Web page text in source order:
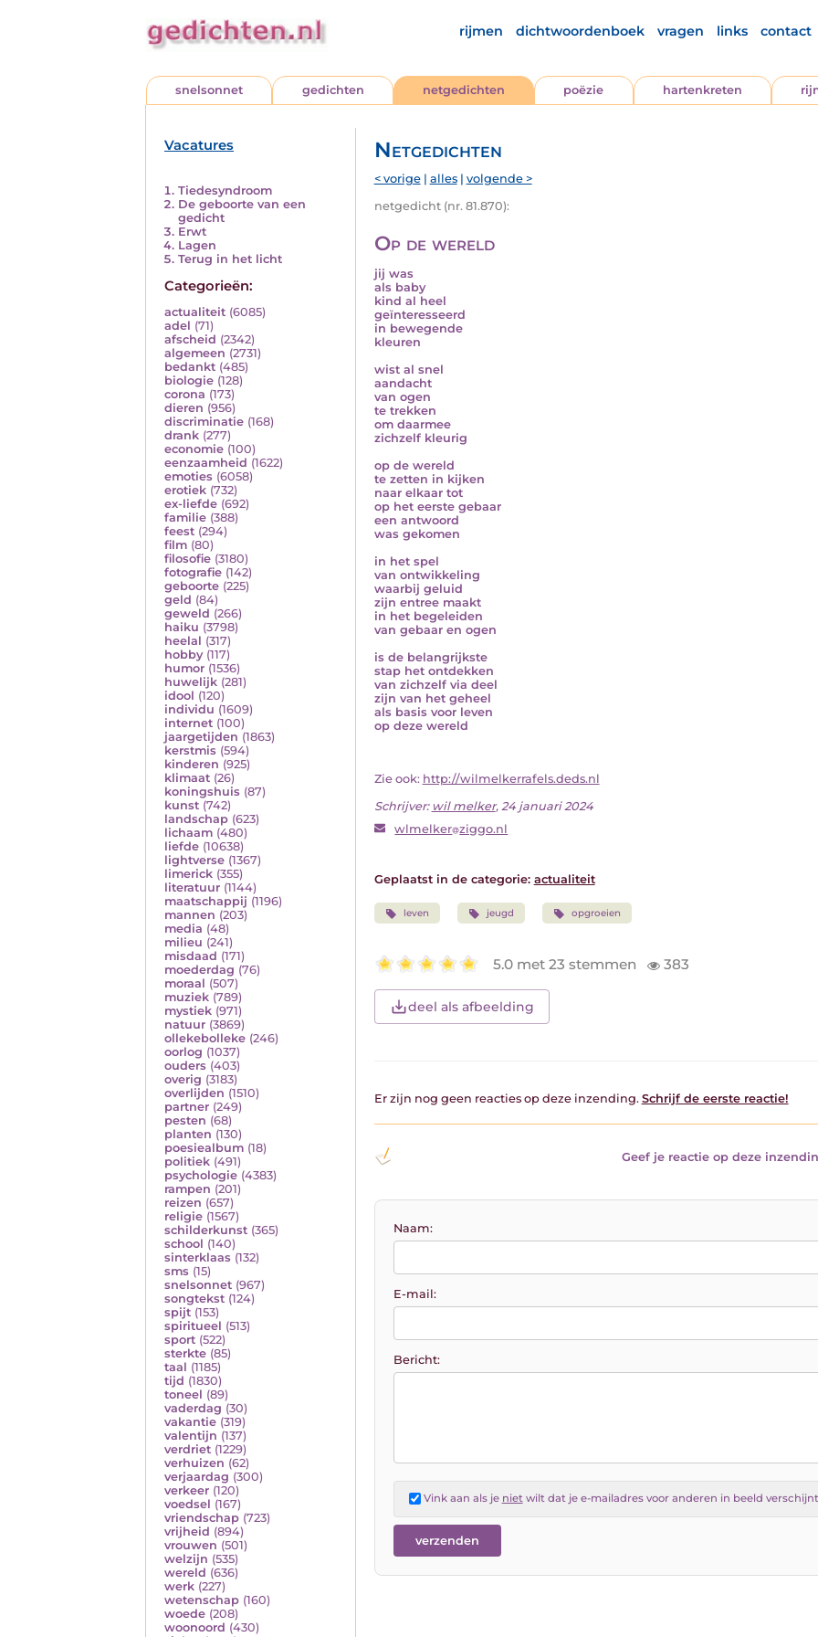
rijmen dichtwoordenboek vragen links contact
snelsonnet gedichten netgedichten poëzie hartenkreten
Vacatures
Tiedesyndroom
De geboorte van een
gedicht
Erwt
Lagen
Terug in het licht
Categorieën:
actualiteit (6085)
adel (71)
afscheid (2342)
algemeen (2731)
bedankt (485)
biologie (128)
corona (173)
dieren (956)
discriminatie (168)
drank (277)
economie (100)
eenzaamheid (1622)
emoties (6058)
erotiek (732)
ex-liefde (692)
familie (388)
feest (294)
film (80)
filosofie (3180)
fotografie (142)
geboorte (225)
geld (84)
geweld (266)
haiku (3798)
heelal (317)
hobby (117)
humor (1536)
huwelijk (281)
idool (120)
individu (1609)
internet (100)
jaargetijden (1863)
kerstmis (594)
kinderen (925)
klimaat (26)
koningshuis (87)
kunst (742)
landschap (623)
lichaam (480)
liefde (10638)
lightverse (1367)
limerick (355)
literatuur (1144)
maatschappij (1196)
mannen (203)
media (48)
milieu (241)
misdaad (171)
moederdag (76)
moraal (507)
muziek (789)
mystiek (971)
natuur (3869)
ollekebolleke (246)
oorlog (1037)
ouders (403)
overig (3183)
overlijden (1510)
partner (249)
pesten (68)
planten (130)
poesiealbum (18)
politiek (491)
psychologie (4383)
rampen (201)
reizen (657)
religie (1567)
schilderkunst (365)
school (140)
sinterklaas (132)
sms (15)
snelsonnet (967)
songtekst (124)
spijt (153)
spiritueel (513)
sport (522)
sterkte (85)
taal (1185)
tijd (1830)
toneel (89)
vaderdag (30)
vakantie (319)
valentijn (137)
verdriet (1229)
verhuizen (62)
verjaardag (300)
verkeer (120)
voedsel (167)
vriendschap (723)
vrijheid (894)
vrouwen (501)
welzijn (535)
wereld (636)
werk (227)
wetenschap (160)
woede (208)
woonoord (430)
Netgedichten
< vorige| alles| volgende >
netgedicht (nr. 81.870):
Op de wereld
jij was
als baby
kind al heel
geïnteresseerd
in bewegende
kleuren
wist al snel
aandacht
van ogen
te trekken
om daarmee
zichzelf kleurig
op de wereld
te zetten in kijken
naar elkaar tot
op het eerste gebaar
een antwoord
was gekomen
in het spel
van ontwikkeling
waarbij geluid
zijn entree maakt
in het begeleiden
van gebaar en ogen
is de belangrijkste
stap het ontdekken
van zichzelf via deel
zijn van het geheel
als basis voor leven
op deze wereld
Zie ook: http://wilmelkerrafels.deds.nl
Schrijver: wil melker, 24 januari 2024
wlmelker ziggo.nl
Geplaatst in de categorie: actualiteit
leven jeugd opgroeien
5.0 met 23 stemmen 383
deel als afbeelding
Er zijn nog geen reacties op deze inzending. Schrijf de eerste reactie!
Geef je reactie op deze
Naam:
E-mail:
Bericht:
Vink aan als je nietwilt dat je e-mailadres voor anderen in beeld verschijnt